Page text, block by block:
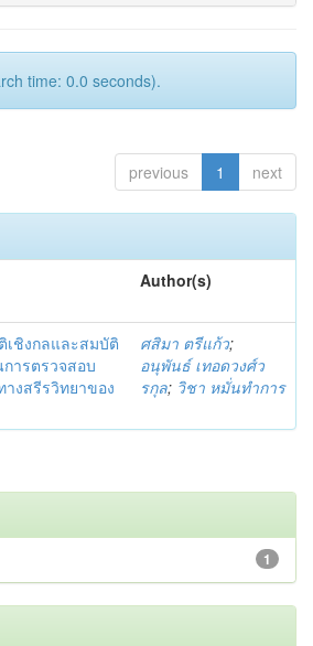
time: 0.0 seconds).
previous 1 next
Author(s)
เชิงกลและสมบัติ
ารตรวจสอบ
งสรีรวิทยาของ
ศสิมา ตรีแก้ว;
อนุพันธ์ เทอดวงศ์ว
รกุล; วิชา หมั่นทำการ
1